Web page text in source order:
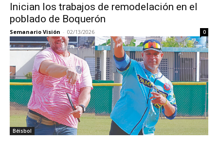
Inician los trabajos de remodelación en el
poblado de Boquerón
Semanario Visión - 02/13/2026 0
Béisbol